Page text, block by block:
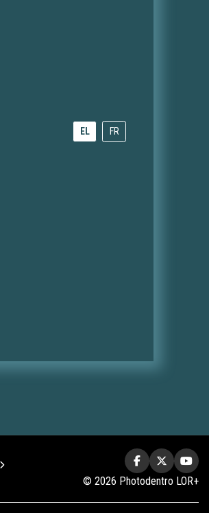
EL FR
© 2026 Photodentro LOR+